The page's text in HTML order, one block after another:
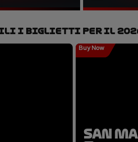
I Biglietti Per Il
Buy Now
SAN